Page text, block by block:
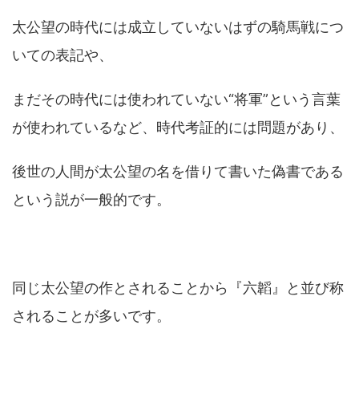
太公望の時代には成立していないはずの騎馬戦につ
いての表記や、
まだその時代には使われていない“将軍”という言葉
が使われているなど、時代考証的には問題があり、
後世の人間が太公望の名を借りて書いた偽書である
という説が一般的です。
同じ太公望の作とされることから『六韜』と並び称
されることが多いです。